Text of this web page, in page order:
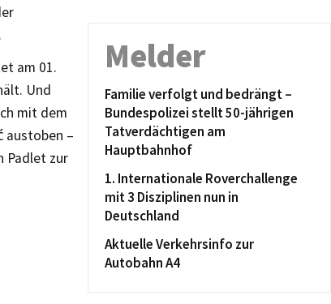
am 01.
Und
mit dem
austoben –
Padlet zur
Melder
Familie verfolgt und bedrängt –
Bundespolizei stellt 50-jährigen
Tatverdächtigen am
Hauptbahnhof
1. Internationale Roverchallenge
mit 3 Disziplinen nun in
Deutschland
Aktuelle Verkehrsinfo zur
Autobahn A4